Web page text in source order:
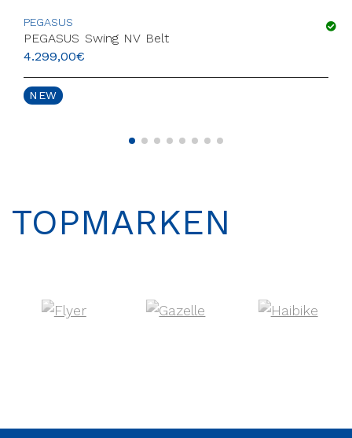
PEGASUS
PEGASUS Swing NV Belt
4.299,00€
NEW
TOPMARKEN